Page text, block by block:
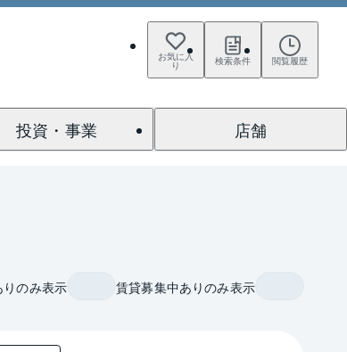
お気に入
り 検索条件 閲覧履歴
投資・事業 店舗
りのみ表示 賃貸募集中ありのみ表示